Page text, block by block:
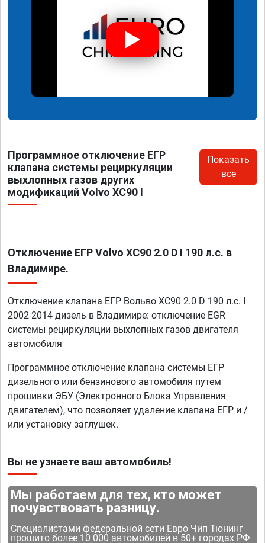
Программное отключение ЕГР
клапана системы рециркуляции
выхлопных газов других
модификаций Volvo XC90 I
Показать
все
Отключение ЕГР Volvo XC90 2.0 D I 190 л.с. в
Владимире.
Отключение клапана ЕГР Вольво XC90 2.0 D 190 л.с. I
2002-2014 дизель в Владимире: отключение EGR
системы рециркуляции выхлопных газов двигателя
автомобиля
Программное отключение клапана системы ЕГР
дизельного или бензинового автомобиля путем
прошивки ЭБУ (Электронного Блока Управления
двигателем), что позволяет удаление клапана ЕГР и /
или установку заглушек.
Вы не узнаете ваш автомобиль!
Мы работаем для тех, кто может
почувствовать разницу.
Специалистами федеральной сети Евро Чип Тюнинг
прошито более 10 000 автомобилей в 50+ городах РФ